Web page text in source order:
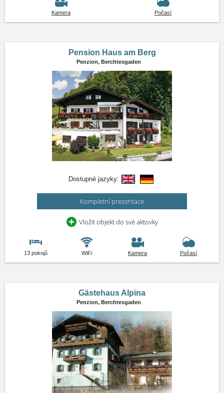
Kamera Počasí
Pension Haus am Berg
Penzion, Berchtesgaden
Dostupné jazyky:
Kompletní prezentace
Vložit objekt do své aktovky
13 pokojů WiFi Kamera Počasí
Gästehaus Alpina
Penzion, Berchtesgaden